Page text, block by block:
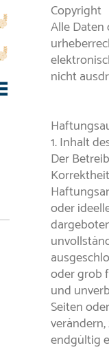
Copyright
Alle
nicht
1. Inhalt
Der
oder
oder grob
und
Seiten
endgültig